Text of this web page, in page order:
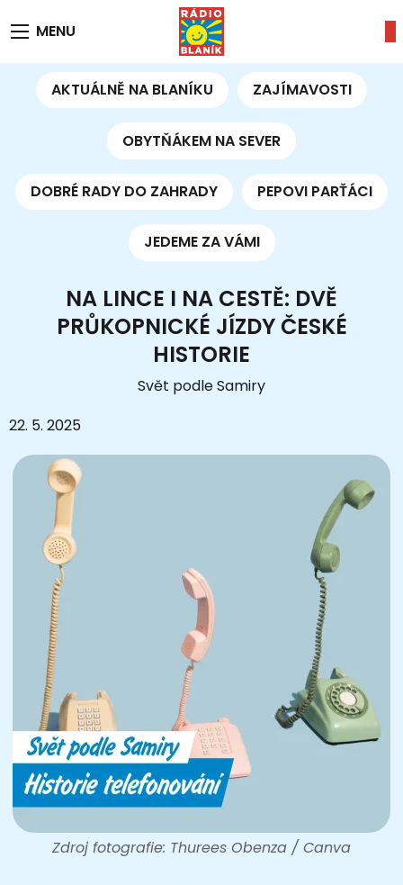
MENU
AKTUÁLNĚ NA BLANÍKU ZAJÍMAVOSTI
OBYTŇÁKEM NA SEVER
DOBRÉ RADY DO ZAHRADY PEPOVI PARŤÁCI
JEDEME ZA VÁMI
NA LINCE I NA CESTĚ: DVĚ
PRŮKOPNICKÉ JÍZDY ČESKÉ
HISTORIE
Svět podle Samiry
22. 5. 2025
Zdroj fotografie: Thurees Obenza / Canva